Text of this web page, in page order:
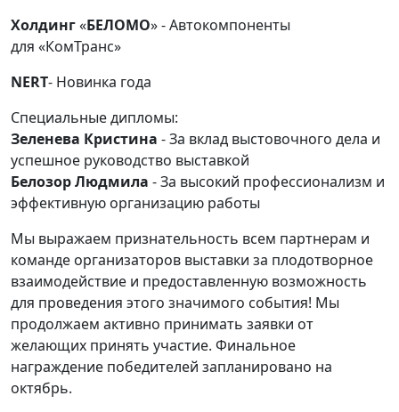
Холдинг«БЕЛОМО»- Автокомпоненты
для «КомТранс»
NERT- Новинка года
Специальные дипломы:
Зеленева Кристина - За вклад выстовочного дела и
успешное руководство выставкой
Белозор Людмила - За высокий профессионализм и
эффективную организацию работы
Мы выражаем признательность всем партнерам и
команде организаторов выставки за плодотворное
взаимодействие и предоставленную возможность
для проведения этого значимого события! Мы
продолжаем активно принимать заявки от
желающих принять участие. Финальное
награждение победителей запланировано на
октябрь.